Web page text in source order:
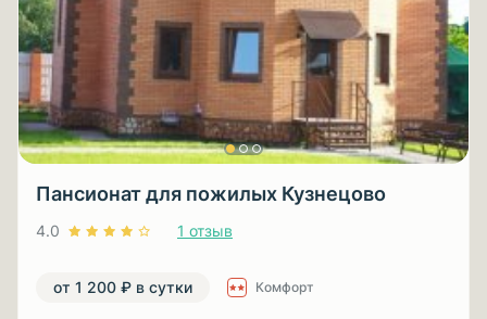
Пансионат для пожилых Кузнецово
4.0 1 отзыв
от 1 200 ₽ в сутки Комфорт